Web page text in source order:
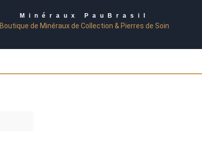
Minéraux PauBrasil
Boutique de Minéraux de Collection & Pierres de Soin